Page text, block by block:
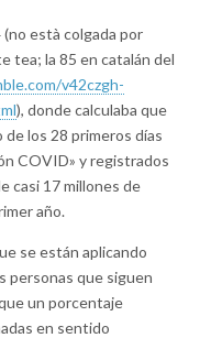
està colgada por
tea; la 85 en catalán del
v42czgh-
), donde calculaba que
los 28 primeros días
COVID» y registrados
casi 17 millones de
año.
se están aplicando
personas que siguen
un porcentaje
en sentido